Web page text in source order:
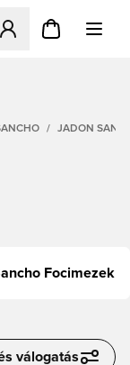
egy modált a
JADON
Focimezek
válogatás